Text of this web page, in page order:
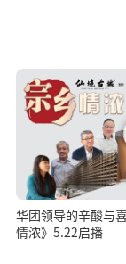
华团领导的辛酸与
情浓》5.22启播